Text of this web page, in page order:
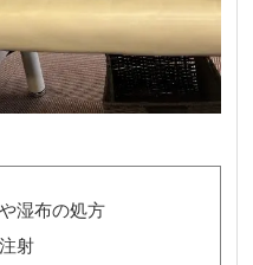
湿布の処方
射